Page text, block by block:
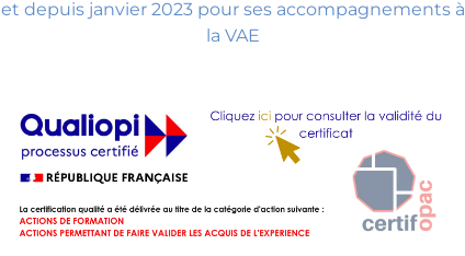
et depuis janvier 2023 pour ses accompagnements à
la VAE